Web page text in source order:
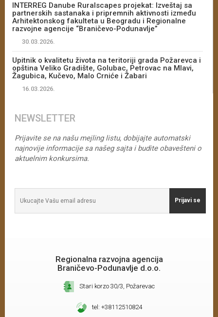
INTERREG Danube Ruralscapes projekat: Izveštaj sa
partnerskih sastanaka i pripremnih aktivnosti između
Arhitektonskog fakulteta u Beogradu i Regionalne
razvojne agencije “Braničevo-Podunavlje”
30.03.2026.
Upitnik o kvalitetu života na teritoriji grada Požarevca i
opština Veliko Gradište, Golubac, Petrovac na Mlavi,
Žagubica, Kučevo, Malo Crniće i Žabari
16.03.2026.
NEWSLETTER
Prijavite se na našu mejling listu, dobijajte automatski
najnovije informacije sa našeg sajta i budite obavešteni o
aktuelnim konkursima.
Prijavi se
Regionalna razvojna agencija
Braničevo-Podunavlje d.o.o.
Stari korzo 30/3, Požarevac
tel: +38112510824